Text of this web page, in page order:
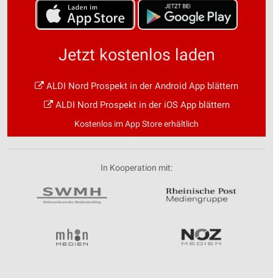
Jetzt kostenlos laden
ALDI Nord Prospekt in der Android App blättern
ALDI Nord Prospekt in der iOS App blättern
Kostenlos im App Store erhältlich
In Kooperation mit: